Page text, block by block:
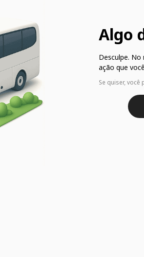
Algo
Desculpe.
ação que
Se quiser, você